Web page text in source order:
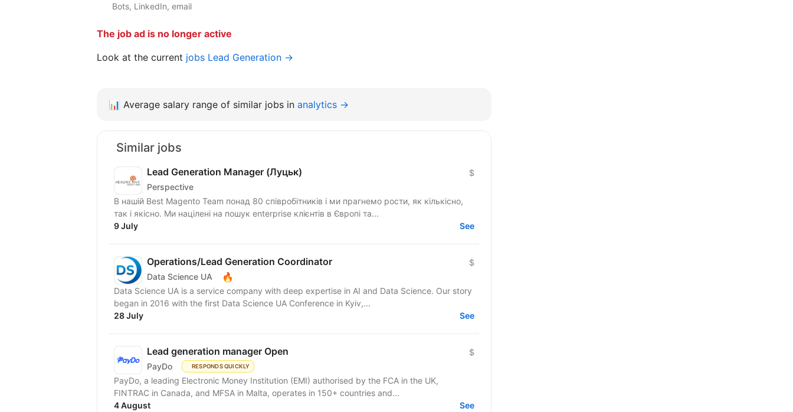
Bots, LinkedIn, email
The job ad is no longer active
Look at the current jobs Lead Generation →
📊 Average salary range of similar jobs in analytics →
Similar jobs
Lead Generation Manager (Луцьк)
Perspective
$
В нашій Best Magento Team понад 80 співробітників і ми прагнемо рости, як кількісно,
так і якісно. Ми націлені на пошук enterprise клієнтів в Європі та...
9 July
See
Operations/Lead Generation Coordinator
Data Science UA 🔥
$
Data Science UA is a service company with deep expertise in AI and Data Science. Our story
began in 2016 with the first Data Science UA Conference in Kyiv,...
28 July
See
Lead generation manager Open
PayDo RESPONDS QUICKLY
$
PayDo, a leading Electronic Money Institution (EMI) authorised by the FCA in the UK,
FINTRAC in Canada, and MFSA in Malta, operates in 150+ countries and...
4 August
See